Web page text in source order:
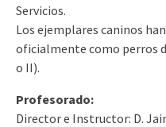
Servicios.
Los ejemplares caninos
oficialmente como perros
o II).
Profesorado:
Director e Instructor: D.